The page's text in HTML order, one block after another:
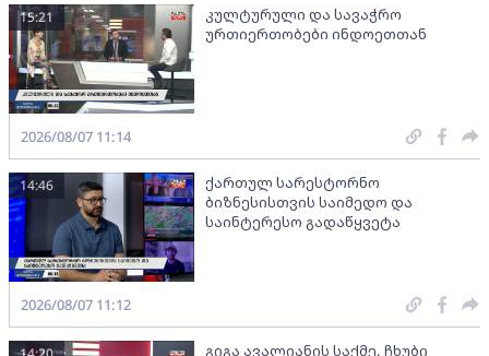
კულტურული და სავაჭრო
ურთიერთობები ინდოეთთან
15:21
2026/08/07 11:14
ქართულ სარესტორნო
ბიზნესისთვის საიმედო და
საინტერესო გადაწყვეტა
14:46
2026/08/07 11:12
გიგა ავალიანის საქმე, ჩხუბი